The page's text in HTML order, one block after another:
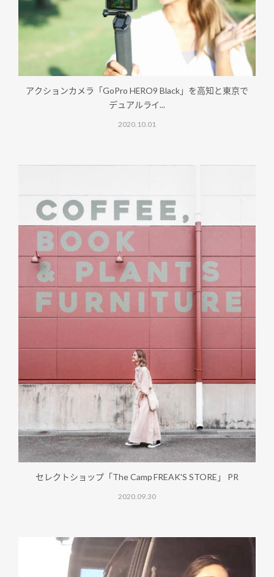
アクションカメラ「GoPro HERO9 Black」を高知と東京で
デュアルライ...
2020.10.01
セレクトショップ「The Camp FREAK'S STORE」 PR
2020.09.30